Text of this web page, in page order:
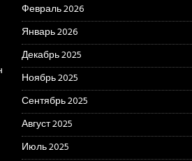
Февраль 2026
Январь 2026
Декабрь 2025
Ноябрь 2025
Сентябрь 2025
Август 2025
Июль 2025